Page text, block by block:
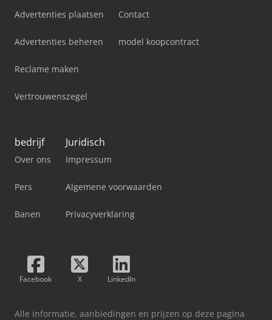
Advertenties plaatsen
Advertenties beheren
Reclame maken
Vertrouwenszegel
Contact
model koopcontract
bedrijf
Over ons
Pers
Banen
Juridisch
Impressum
Algemene voorwaarden
Privacyverklaring
Facebook X LinkedIn
Alle informatie, aanbiedingen en prijzen op deze pagina